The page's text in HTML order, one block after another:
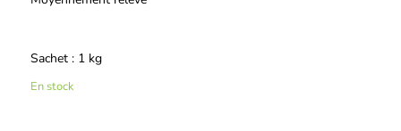
Sachet : 1 kg
En stock